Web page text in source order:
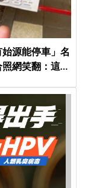
源能停車」名
網笑翻：這輩